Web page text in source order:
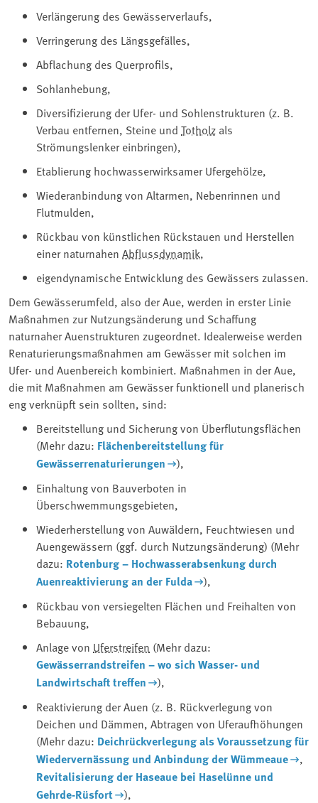
Verlängerung des Gewässerverlaufs,
Verringerung des Längsgefälles,
Abflachung des Querprofils,
Sohlanhebung,
Diversifizierung der Ufer- und Sohlenstrukturen (z. B.
Verbau entfernen, Steine undTotholz als
Strömungslenker einbringen),
Etablierung hochwasserwirksamer Ufergehölze,
Wiederanbindung von Altarmen, Nebenrinnen und
Flutmulden,
Rückbau von künstlichen Rückstauen und Herstellen
einer naturnahenAbflussdynamik,
eigendynamische Entwicklung des Gewässers zulassen.
Dem Gewässerumfeld, also der Aue, werden in erster Linie
Maßnahmen zur Nutzungsänderung und Schaffung
naturnaher Auenstrukturen zugeordnet. Idealerweise werden
Renaturierungsmaßnahmen am Gewässer mit solchen im
Ufer- und Auenbereich kombiniert. Maßnahmen in der Aue,
die mit Maßnahmen am Gewässer funktionell und planerisch
eng verknüpft sein sollten, sind:
Bereitstellung und Sicherung von Überflutungsflächen
(Mehr dazu: Flächenbereitstellung für
Gewässerrenaturierungen
),
Einhaltung von Bauverboten in
Überschwemmungsgebieten,
Wiederherstellung von Auwäldern, Feuchtwiesen und
Auengewässern (ggf. durch Nutzungsänderung) (Mehr
dazu: Rotenburg – Hochwasserabsenkung durch
Auenreaktivierung an der Fulda
),
Rückbau von versiegelten Flächen und Freihalten von
Bebauung,
Anlage von Uferstreifen (Mehr dazu:
Gewässerrandstreifen – wo sich Wasser- und
Landwirtschaft treffen
),
Reaktivierung der Auen (z. B. Rückverlegung von
Deichen und Dämmen, Abtragen von Uferaufhöhungen
(Mehr dazu: Deichrückverlegung als Voraussetzung für
Wiedervernässung und Anbindung der Wümmeaue
,
Revitalisierung der Haseaue bei Haselünne und
Gehrde-Rüsfort
),